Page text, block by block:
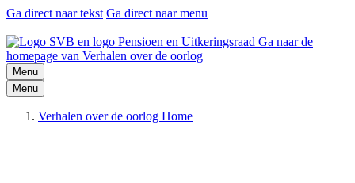
Ga direct naar tekst Ga direct naar menu
Ga naar de
homepage van Verhalen over de oorlog
Menu
Menu
Verhalen over de oorlog Home